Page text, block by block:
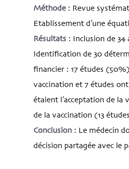
Méthode: Revue
Etablissement d’une
Résultats : Inclusion de
Identification de 30
financier : 17 études
vaccination et 7 études
étaient l’acceptation de
de la vaccination (13
Conclusion : Le médecin
décision partagée avec le